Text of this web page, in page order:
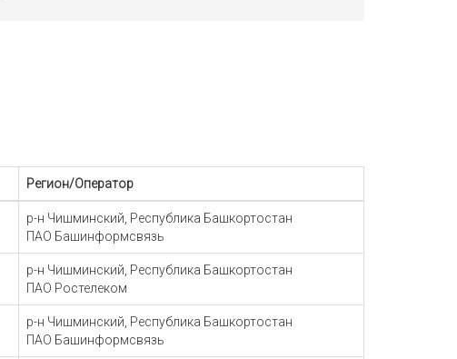
Регион/Оператор
р-н Чишминский, Республика Башкортостан
ПАО Башинформсвязь
р-н Чишминский, Республика Башкортостан
ПАО Ростелеком
р-н Чишминский, Республика Башкортостан
ПАО Башинформсвязь